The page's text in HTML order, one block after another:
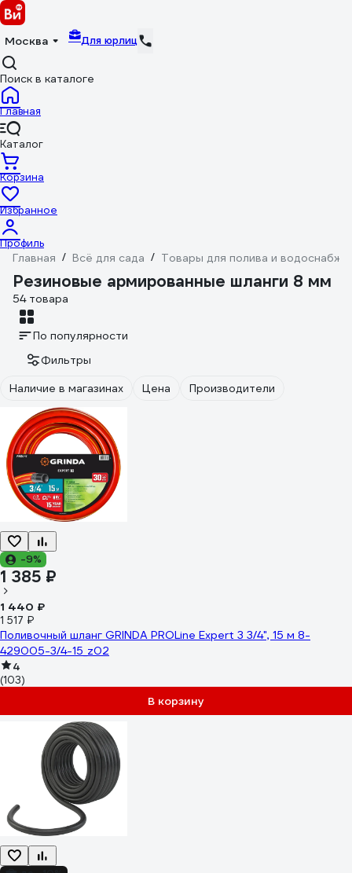
Москва Для юрлиц
Поиск в каталоге
Главная
Каталог
Корзина
Избранное
Профиль
Главная / Всё для сада / Товары для полива и
Резиновые армированные шланги 8 мм
54 товара
По популярности
Фильтры
Наличие в магазинах
Цена Производители
-9%
1 385 ₽
1 440 ₽
1 517 ₽
Поливочный шланг GRINDA PROLine Expert 3 3/4", 15 м 8-
429005-3/4-15_z02
4
(103)
В корзину